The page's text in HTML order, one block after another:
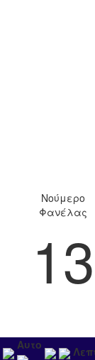
Νούμερο
Φανέλας
13
Αυτο